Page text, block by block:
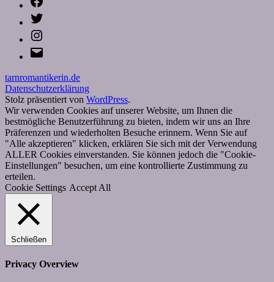
tarnromantikerin.de
Datenschutzerklärung
Stolz präsentiert von WordPress.
Wir verwenden Cookies auf unserer Website, um Ihnen die
bestmögliche Benutzerführung zu bieten, indem wir uns an Ihre
Präferenzen und wiederholten Besuche erinnern. Wenn Sie auf
"Alle akzeptieren" klicken, erklären Sie sich mit der Verwendung
ALLER Cookies einverstanden. Sie können jedoch die "Cookie-
Einstellungen" besuchen, um eine kontrollierte Zustimmung zu
erteilen.
Cookie Settings Accept All
Schließen
Privacy Overview